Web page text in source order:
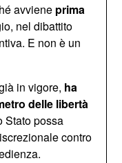
avviene prima
nel dibattito
E non è un
in vigore, ha
delle libertà
Stato possa
contro